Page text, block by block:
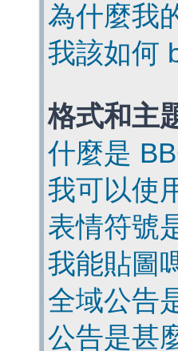
為什麼我
我該如何
格式和主
什麼是
我可以使
表情符號
我能貼圖
全域公告
公告是甚